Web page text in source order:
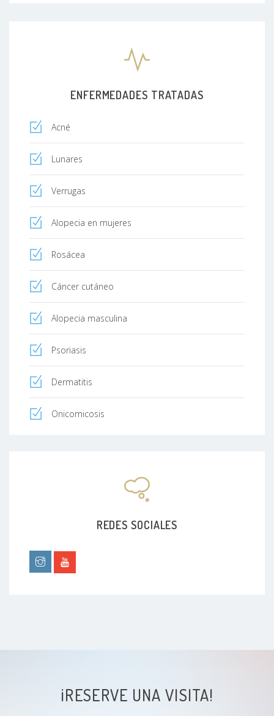
ENFERMEDADES TRATADAS
Acné
Lunares
Verrugas
Alopecia en mujeres
Rosácea
Cáncer cutáneo
Alopecia masculina
Psoriasis
Dermatitis
Onicomicosis
REDES SOCIALES
¡RESERVE UNA VISITA!